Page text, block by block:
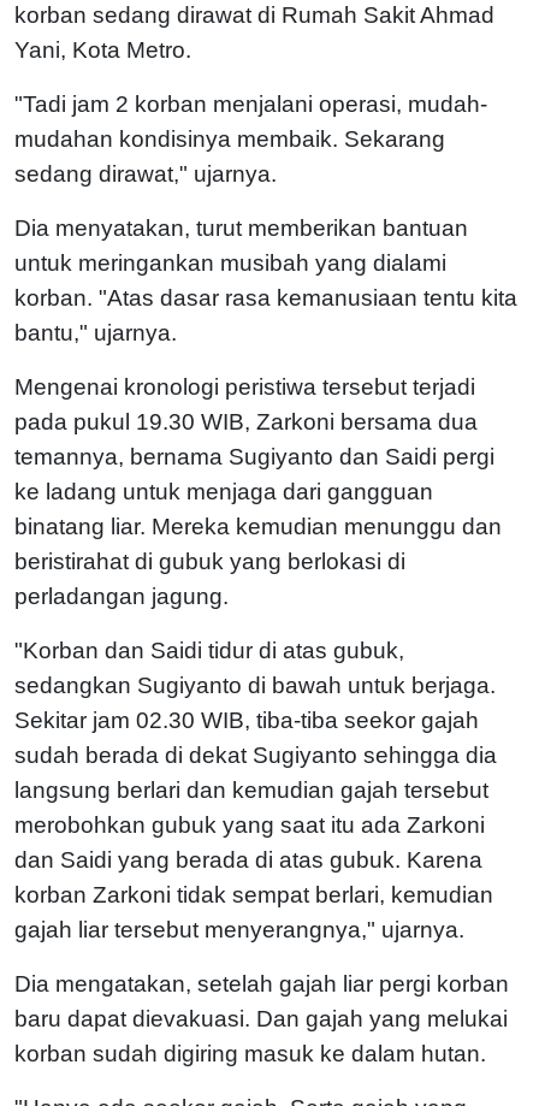
korban sedang dirawat di Rumah Sakit Ahmad
Yani, Kota Metro.
"Tadi jam 2 korban menjalani operasi, mudah-
mudahan kondisinya membaik. Sekarang
sedang dirawat," ujarnya.
Dia menyatakan, turut memberikan bantuan
untuk meringankan musibah yang dialami
korban. "Atas dasar rasa kemanusiaan tentu kita
bantu," ujarnya.
Mengenai kronologi peristiwa tersebut terjadi
pada pukul 19.30 WIB, Zarkoni bersama dua
temannya, bernama Sugiyanto dan Saidi pergi
ke ladang untuk menjaga dari gangguan
binatang liar. Mereka kemudian menunggu dan
beristirahat di gubuk yang berlokasi di
perladangan jagung.
"Korban dan Saidi tidur di atas gubuk,
sedangkan Sugiyanto di bawah untuk berjaga.
Sekitar jam 02.30 WIB, tiba-tiba seekor gajah
sudah berada di dekat Sugiyanto sehingga dia
langsung berlari dan kemudian gajah tersebut
merobohkan gubuk yang saat itu ada Zarkoni
dan Saidi yang berada di atas gubuk. Karena
korban Zarkoni tidak sempat berlari, kemudian
gajah liar tersebut menyerangnya," ujarnya.
Dia mengatakan, setelah gajah liar pergi korban
baru dapat dievakuasi. Dan gajah yang melukai
korban sudah digiring masuk ke dalam hutan.